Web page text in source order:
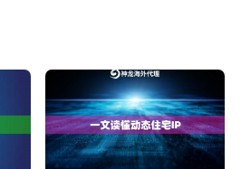
。它基于全球本地ISP网络构建，
时间的稳定连接，减少了因IP频
险，同时保持了住宅IP的高可
真实性的理想选择。